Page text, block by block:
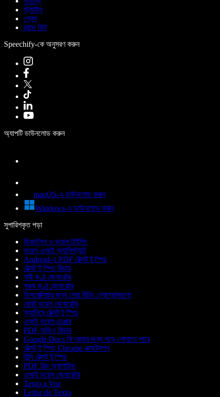
স্ট্যাটাস
প্রেস
ব্র্যান্ড কিট
Speechify-কে অনুসরণ করুন
অ্যাপটি ডাউনলোড করুন
macOS-এ ডাউনলোড করুন
Windows-এ ডাউনলোড করুন
সুপারিশকৃত পড়া
ডিকটেশন ও ভয়েস টাইপিং
ভয়েস এআই অ্যাসিস্ট্যান্ট
Android-এ PDF টেক্সট টু স্পিচ
টেক্সট টু স্পিচ রিডার
নারী কণ্ঠ জেনারেটর
পুরুষ কণ্ঠ জেনারেটর
ডিসলেক্সিয়ার জন্য সেরা রিডিং প্রোগ্রামগুলো
রোবট ভয়েস জেনারেটর
অ্যানিমে টেক্সট টু স্পিচ
এআই ভয়েস চেঞ্জার
PDF অডিও রিডার
Google Docs কি আমার জন্য পড়ে শোনাতে পারে
টেক্সট টু স্পিচ Chrome এক্সটেনশন
হিন্দি টেক্সট টু স্পিচ
PDF রিড অ্যালাউড
এআই ভয়েস জেনারেটর
Texto a Voz
Leitor de Texto